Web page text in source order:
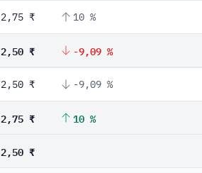
2,75 ₹ 10 %
2,50 ₹ -9,09 %
2,50 ₹ -9,09 %
2,75 ₹ 10 %
2,50 ₹